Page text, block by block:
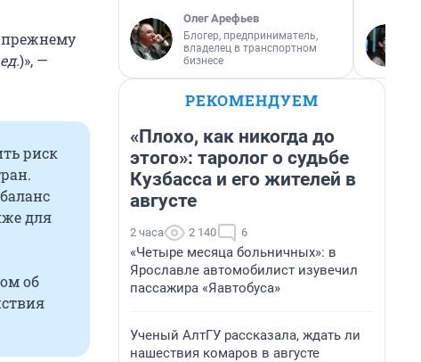
прежнему
)», —
риск
для
об
Олег Арефьев
Блогер, предприниматель,
владелец в транспортном
бизнесе
РЕКОМЕНДУЕМ
«Плохо, как никогда до
этого»: таролог о судьбе
Кузбасса и его жителей в
августе
2 часа 2 140 6
«Четыре месяца больничных»: в
Ярославле автомобилист изувечил
пассажира «Яавтобуса»
Ученый АлтГУ рассказала, ждать ли
нашествия комаров в августе